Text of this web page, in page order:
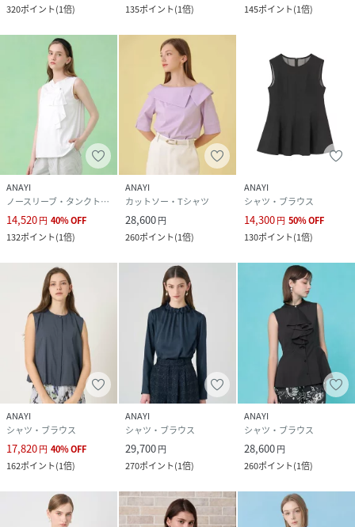
320ポイント(1倍)
135ポイント(1倍)
145ポイント(1倍)
ANAYI
ノースリーブ・タンクトップ
14,520円 40%OFF
132ポイント(1倍)
ANAYI
カットソー・Tシャツ
28,600円
260ポイント(1倍)
ANAYI
シャツ・ブラウス
14,300円 50%OFF
130ポイント(1倍)
ANAYI
シャツ・ブラウス
17,820円 40%OFF
162ポイント(1倍)
ANAYI
シャツ・ブラウス
29,700円
270ポイント(1倍)
ANAYI
シャツ・ブラウス
28,600円
260ポイント(1倍)